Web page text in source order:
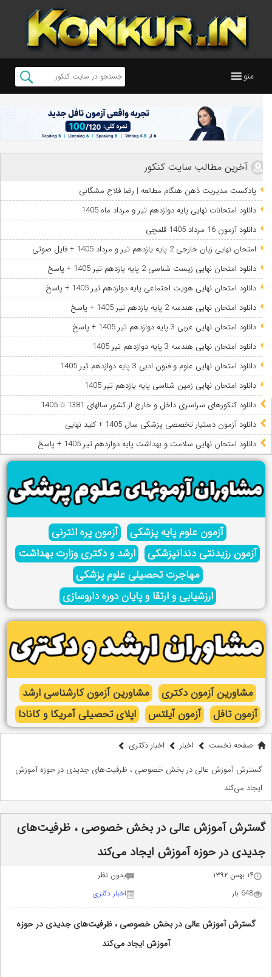
منو
آخرین مطالب سایت کنکور
پادکست مدیریت ذهن هنگام مطالعه | رضا فلاح مشگانی
دانلود امتحانات نهایی پایه دوازدهم تیر و مرداد ماه 1405
دانلود آزمون 16 مرداد 1405 قلمچی
امتحان نهایی زبان خارجی 2 پایه یازدهم تیر و مرداد 1405 + فایل صوتی
دانلود امتحان نهایی زیست شناسی 2 پایه یازدهم تیر 1405 + پاسخ
دانلود امتحان نهایی هویت اجتماعی پایه دوازدهم تیر 1405 + پاسخ
دانلود امتحان نهایی هندسه 2 پایه یازدهم تیر 1405 + پاسخ
دانلود امتحان نهایی عربی 3 پایه دوازدهم تیر 1405 + پاسخ
دانلود امتحان نهایی هندسه 3 پایه دوازدهم تیر 1405
دانلود امتحان نهایی علوم و فنون ادبی 3 پایه دوازدهم تیر 1405
دانلود امتحان نهایی زمین شناسی پایه یازدهم تیر 1405
دانلود کنکورهای سراسری داخل و خارج از کشور سالهای 1381 تا 1405
دانلود آزمون دستیار تخصصی پزشکی سال 1405 + کلید نهایی
دانلود امتحان نهایی سلامت و بهداشت پایه دوازدهم تیر 1405 + پاسخ
آزمون علوم پایه پزشکی
آزمون پره انترنی
آزمون رزیدنتی دندانپزشکی
ارشد و دکتری وزارت بهداشت
مهاجرت تحصیلی علوم پزشکی
ارزشیابی و ارتقا و پایان دوره داروسازی
مشاورین آزمون دکتری
مشاورین آزمون کارشناسی ارشد
آزمون تافل
آزمون آیلتس اپلای تحصیلی آمریکا و کانادا
صفحه نخست اخبار
اخبار دکتری
گسترش آموزش عالی در بخش خصوصی ، ظرفیت‌های جدیدی در حوزه آموزش
ایجاد می‌کند
گسترش آموزش عالی در بخش خصوصی ، ظرفیت‌های
جدیدی در حوزه آموزش ایجاد می‌کند
۱۴ بهمن ۱۳۹۲
بدون نظر
648 بار
اخبار دکتری
گسترش آموزش عالی در بخش خصوصی ، ظرفیت‌های جدیدی در حوزه
آموزش ایجاد می‌کند